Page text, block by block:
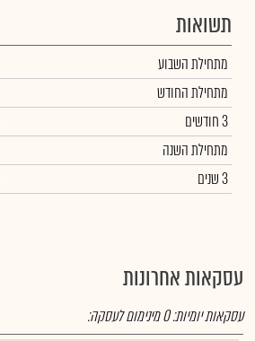
תשואות
מתחילת השבוע
מתחילת החודש
3 חודשים
מתחילת השנה
3 שנים
עסקאות אחרונות
עסקאות יומיות:0מינימום לעסקה: